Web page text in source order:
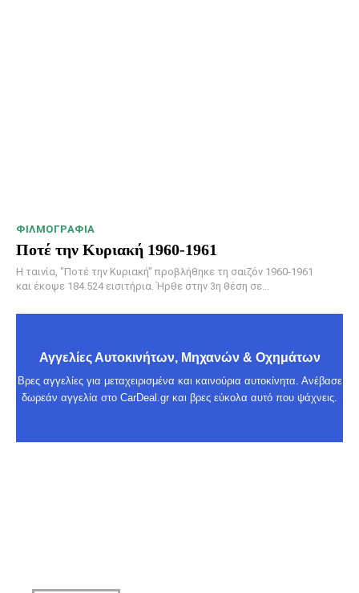
ΦΙΛΜΟΓΡΑΦΊΑ
Ποτέ την Κυριακή 1960-1961
Η ταινία, "Ποτέ την Κυριακή" προβλήθηκε τη σαιζόν 1960-1961
και έκοψε 184.524 εισιτήρια. Ήρθε στην 3η θέση σε...
Αγγελίες Αυτοκινήτων, Μηχανών & Οχημάτων
Βρες αγγελίες για μεταχειρισμένα και καινούρια αυτοκίνητα. Ανέβασε
δωρεάν αγγελία στο CarDeal.gr και βρες εύκολα αυτό που ψάχνεις.